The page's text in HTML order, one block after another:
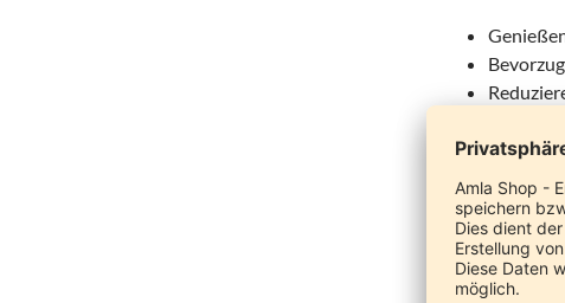
Nehmen
Tipp für